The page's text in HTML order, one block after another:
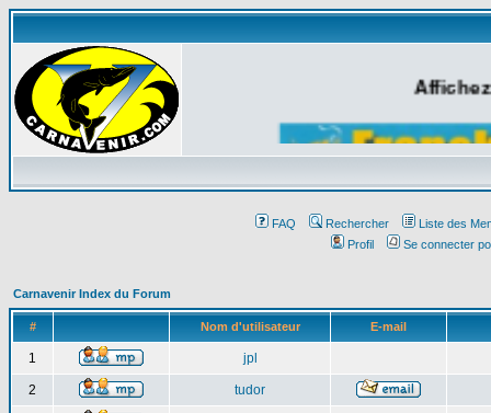
FAQ Rechercher
Liste des
Profil
Se connecter
Carnavenir Index du Forum
# Nom d'utilisateur E-mail
1 jpl
2 tudor